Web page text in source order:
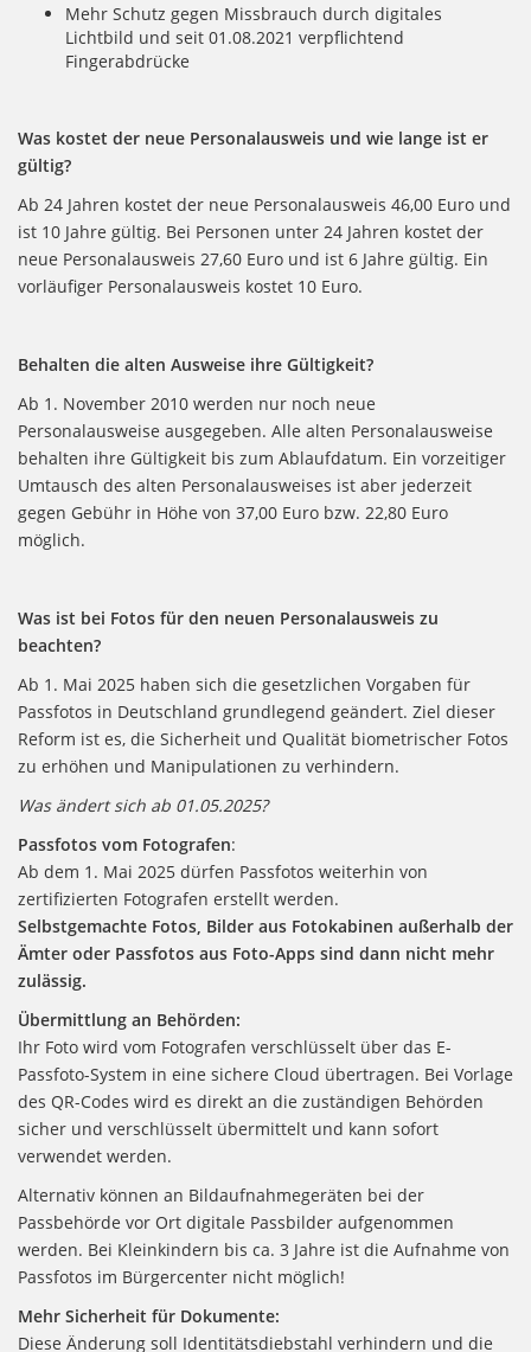
Mehr Schutz gegen Missbrauch durch digitales
Lichtbild und seit 01.08.2021 verpflichtend
Fingerabdrücke
Was kostet der neue Personalausweis und wie lange ist er
gültig?
Ab 24 Jahren kostet der neue Personalausweis 46,00 Euro und
ist 10 Jahre gültig. Bei Personen unter 24 Jahren kostet der
neue Personalausweis 27,60 Euro und ist 6 Jahre gültig. Ein
vorläufiger Personalausweis kostet 10 Euro.
Behalten die alten Ausweise ihre Gültigkeit?
Ab 1. November 2010 werden nur noch neue
Personalausweise ausgegeben. Alle alten Personalausweise
behalten ihre Gültigkeit bis zum Ablaufdatum. Ein vorzeitiger
Umtausch des alten Personalausweises ist aber jederzeit
gegen Gebühr in Höhe von 37,00 Euro bzw. 22,80 Euro
möglich.
Was ist bei Fotos für den neuen Personalausweis zu
beachten?
Ab 1. Mai 2025 haben sich die gesetzlichen Vorgaben für
Passfotos in Deutschland grundlegend geändert. Ziel dieser
Reform ist es, die Sicherheit und Qualität biometrischer Fotos
zu erhöhen und Manipulationen zu verhindern.
Was ändert sich ab 01.05.2025?
Passfotos vom Fotografen:
Ab dem 1. Mai 2025 dürfen Passfotos weiterhin von
zertifizierten Fotografen erstellt werden.
Selbstgemachte Fotos, Bilder aus Fotokabinen außerhalb der
Ämter oder Passfotos aus Foto-Apps sind dann nicht mehr
zulässig.
Übermittlung an Behörden:
Ihr Foto wird vom Fotografen verschlüsselt über das E-
Passfoto-System in eine sichere Cloud übertragen. Bei Vorlage
des QR-Codes wird es direkt an die zuständigen Behörden
sicher und verschlüsselt übermittelt und kann sofort
verwendet werden.
Alternativ können an Bildaufnahmegeräten bei der
Passbehörde vor Ort digitale Passbilder aufgenommen
werden. Bei Kleinkindern bis ca. 3 Jahre ist die Aufnahme von
Passfotos im Bürgercenter nicht möglich!
Mehr Sicherheit für Dokumente:
Diese Änderung soll Identitätsdiebstahl verhindern und die